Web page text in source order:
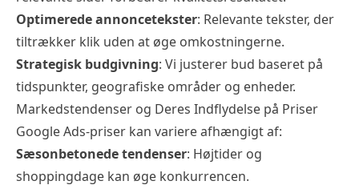
Optimerede annoncetekster: Relevante tekster, der
tiltrækker klik uden at øge omkostningerne.
Strategisk budgivning: Vi justerer bud baseret på
tidspunkter, geografiske områder og enheder.
Markedstendenser og Deres Indflydelse på Priser
Google Ads-priser kan variere afhængigt af:
Sæsonbetonede tendenser: Højtider og
shoppingdage kan øge konkurrencen.